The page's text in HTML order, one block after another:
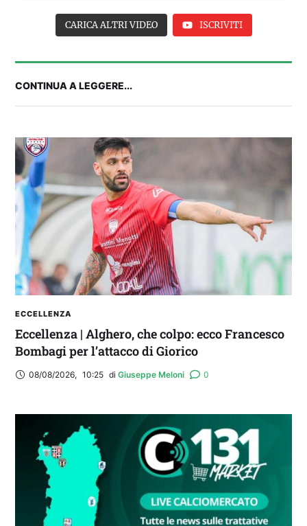
FANTA 131 LIVE | La nuova stagione al
fantacalcio: le novità di Fanta 131 e chi
acquistare
CARICA ALTRI VIDEO ISCRIVITI
CONTINUA A LEGGERE...
ECCELLENZA
Eccellenza | Alghero, che colpo: ecco Francesco
Bombagi per l’attacco di Giorico
08/08/2026, 10:25 di Giuseppe Meloni 0